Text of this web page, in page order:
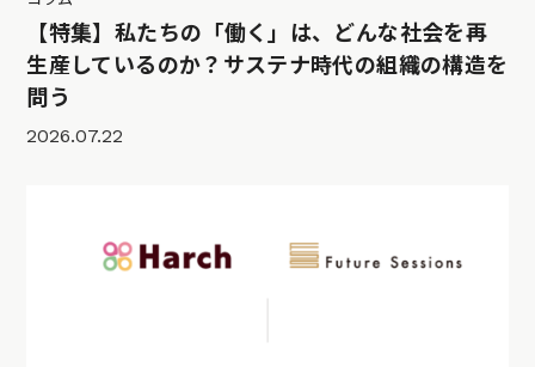
【特集】私たちの「働く」は、どんな社会を再
生産しているのか？サステナ時代の組織の構造を
問う
2026.07.22